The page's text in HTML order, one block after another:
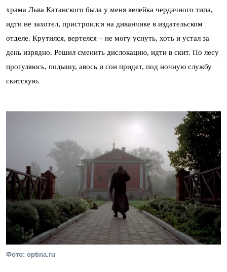
храма Льва Катанского была у меня келейка чердачного типа,
идти не захотел, пристроился на диванчике в издательском
отделе. Крутился, вертелся – не могу уснуть, хоть и устал за
день изрядно. Решил сменить дислокацию, идти в скит. По лесу
прогуляюсь, подышу, авось и сон придет, под ночную службу
скитскую.
Фото: optina.ru